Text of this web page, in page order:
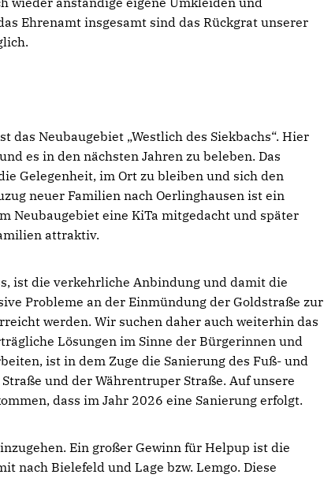
Ehrenamt insgesamt sind das Rückgrat unserer
Neubaugebiet „Westlich des Siekbachs“. Hier
es in den nächsten Jahren zu beleben. Das
Gelegenheit, im Ort zu bleiben und sich den
neuer Familien nach Oerlinghausen ist ein
Neubaugebiet eine KiTa mitgedacht und später
attraktiv.
ist die verkehrliche Anbindung und damit die
Probleme an der Einmündung der Goldstraße zur
werden. Wir suchen daher auch weiterhin das
Lösungen im Sinne der Bürgerinnen und
ist in dem Zuge die Sanierung des Fuß- und
und der Währentruper Straße. Auf unsere
dass im Jahr 2026 eine Sanierung erfolgt.
Ein großer Gewinn für Helpup ist die
nach Bielefeld und Lage bzw. Lemgo. Diese